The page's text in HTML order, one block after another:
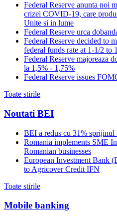
Federal Reserve anunta noi
crizei COVID-19, care
Unite si in lume
Federal Reserve urca
Federal Reserve decided to
federal funds rate at 1-1/2 to
Federal Reserve majoreaza
la 1,5% - 1,75%
Federal Reserve issues
Toate stirile
Noutati BEI
BEI a redus cu 31%
Romania implements SME
Romanian businesses
European Investment Bank
to Agricover Credit IFN
Toate stirile
Mobile banking